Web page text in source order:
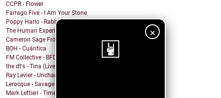
×
CCPR - Flower
Farrago Five - I Am Your Stone
Poppy Harlo - Rabbit Hole
The Human Experience - THIS ISN'T REAL (and i call...
Cameron Sage From - You Won
BOH - Cuántica
FM Collective - BFD
the dt's - Tina (Live at Lakehouse Studios)
Ray Levier - Uncharted Destiny
Lerocque - Savage
Mark Lettieri - Time After Time (Cyndi Lauper Cover)